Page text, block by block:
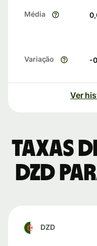
Média
Variação -
Ver
Taxas
DZD
DZD